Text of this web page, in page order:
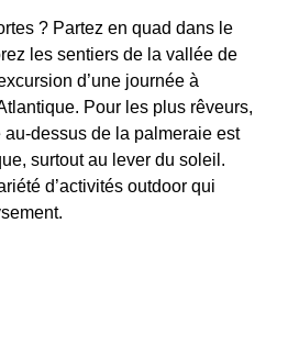
? Partez en quad dans le
les sentiers de la vallée de
d’une journée à
Pour les plus rêveurs,
dessus de la palmeraie est
surtout au lever du soleil.
d’activités outdoor qui